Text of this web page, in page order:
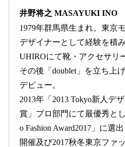
井野将之 MASAYUKI INO
1979年群馬県生まれ。東京
デザイナーとして経験を積
UHIROにて靴・アクセサリ
その後「doublet」を立ち上
デビュー。
2013年「2013 Tokyo新人デ
賞」プロ部門にて最優秀と
o Fashion Award2017」に選
開催及び2017秋冬東京ファ